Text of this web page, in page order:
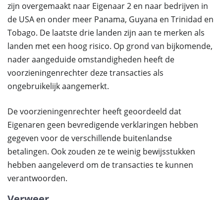
zijn overgemaakt naar Eigenaar 2 en naar bedrijven in
de USA en onder meer Panama, Guyana en Trinidad en
Tobago. De laatste drie landen zijn aan te merken als
landen met een hoog risico. Op grond van bijkomende,
nader aangeduide omstandigheden heeft de
voorzieningenrechter deze transacties als
ongebruikelijk aangemerkt.
De voorzieningenrechter heeft geoordeeld dat
Eigenaren geen bevredigende verklaringen hebben
gegeven voor de verschillende buitenlandse
betalingen. Ook zouden ze te weinig bewijsstukken
hebben aangeleverd om de transacties te kunnen
verantwoorden.